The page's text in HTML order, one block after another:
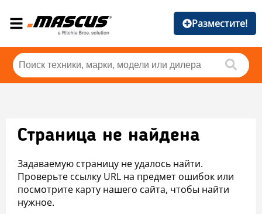
Разместите!
Страница не найдена
Задаваемую страницу не удалось найти.
Проверьте ссылку URL на предмет ошибок или
посмотрите карту нашего сайта, чтобы найти
нужное.